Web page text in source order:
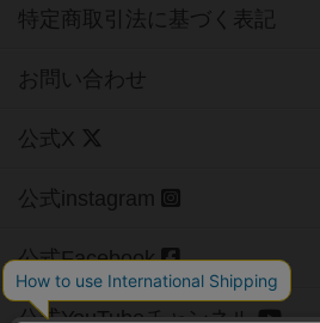
特定商取引法に基づく表記
お問い合わせ
公式X
公式instagram
公式Facebook